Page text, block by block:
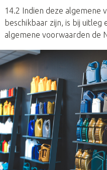
14.2 Indien deze algemene
beschikbaar zijn, is bij
algemene voorwaarden de